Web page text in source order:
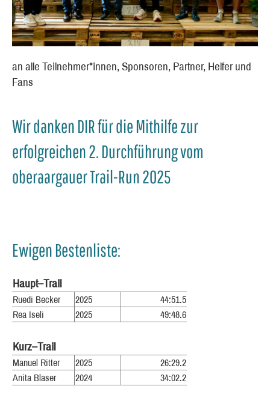
an alle Teilnehmer*innen, Sponsoren, Partner, Helfer und
Fans
Wir danken DIR für die Mithilfe zur
erfolgreichen 2. Durchführung vom
oberaargauer Trail-Run 2025
Ewigen Bestenliste:
Haupt–Trail
Ruedi Becker 2025
44:51.5
Rea Iseli
2025 49:48.6
Kurz–Trail
Manuel Ritter 2025
26:29.2
Anita Blaser
2024 34:02.2